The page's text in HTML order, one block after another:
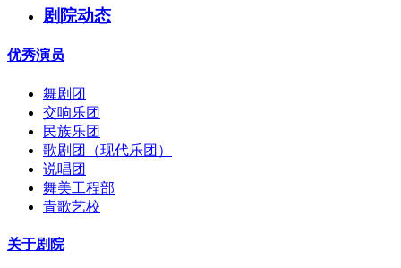
剧院动态
优秀演员
舞剧团
交响乐团
民族乐团
歌剧团（现代乐团）
说唱团
舞美工程部
青歌艺校
关于剧院